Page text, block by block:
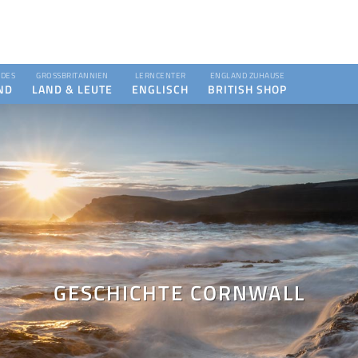
GROSSBRITANNIEN
LAND & LEUTE
LERNCENTER
ENGLISCH
ENGLAND ZUHAUSE
BRITISH SHOP
GESCHICHTE CORNWALL